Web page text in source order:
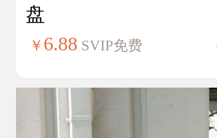
盘
￥ 6.88 SVIP免费